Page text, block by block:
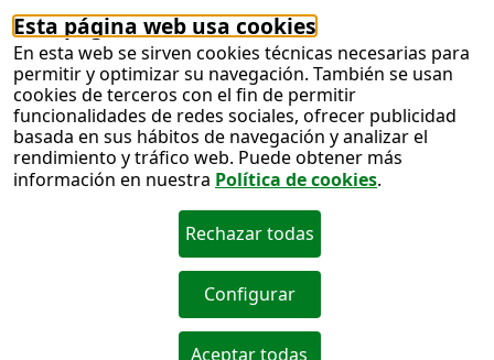
Esta página web usa cookies
En esta web se sirven cookies técnicas necesarias para
permitir y optimizar su navegación. También se usan
cookies de terceros con el fin de permitir
funcionalidades de redes sociales, ofrecer publicidad
basada en sus hábitos de navegación y analizar el
rendimiento y tráfico web. Puede obtener más
información en nuestra Política de cookies.